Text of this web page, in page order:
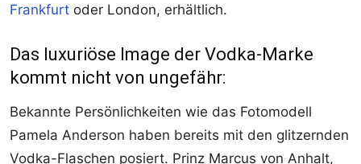
Frankfurt oder London, erhältlich.
Das luxuriöse Image der Vodka-Marke
kommt nicht von ungefähr:
Bekannte Persönlichkeiten wie das Fotomodell
Pamela Anderson haben bereits mit den glitzernden
Vodka-Flaschen posiert. Prinz Marcus von Anhalt,